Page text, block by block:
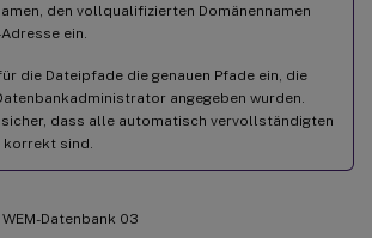
den vollqualifizierten Domänennamen
ein.
die Dateipfade die genauen Pfade ein, die
angegeben wurden.
dass alle automatisch vervollständigten
sind.